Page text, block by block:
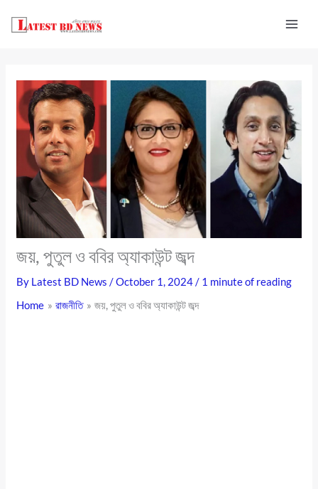
জয়, পুতুল ও ববির অ্যাকাউন্ট জব্দ
By Latest BD News/October 1, 2024/ 1 minute of reading
Home
রাজনীতি জয়, পুতুল ও ববির অ্যাকাউন্ট জব্দ